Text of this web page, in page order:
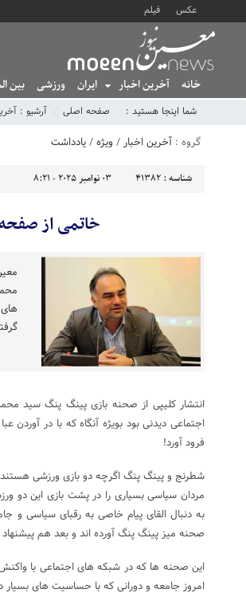
عکس فیلم
خانه آخرین اخبار ایران ورزشی بین
شما اینجا هستید : صفحه اصلی آرشیو :
گروه : آخرین اخبار/ ویژه/یادداشت
شناسه : 41382 03 نوامبر 2025 - 8:21
خاتمی از
انتشار کلیپی از صحنه بازی پینگ پنگ سید
اجتماعی دیدنی بود بویژه آنگاه که با در
فرود آورد!
شطرنج و پینگ پنگ اگرچه دو بازی ورزشی هستند
مردان سیاسی بسیاری را در پشت بازی این دو
به دنبال القای پیام خاصی به رقبای سیاسی و
صحنه میز پینگ پنگ آورده اند و بعد هم پیشنهاد
این صحنه ها که در شبکه های اجتماعی با
امروز جامعه و دورانی که با حساسیت های بسیار